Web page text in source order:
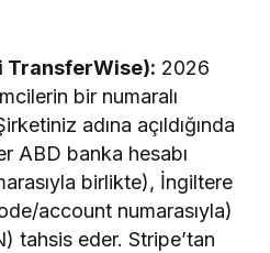
TransferWise): 2026
bir numaralı
adına açıldığında
ABD banka hesabı
birlikte), İngiltere
account numarasıyla)
tahsis eder. Stripe’tan